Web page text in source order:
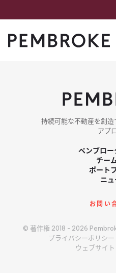
to
content
持続可能な​​不動産を​​創
アプ
ペンブロー
チー
ポート
ニュ
お問い​
© 著作権 2018 - 2026
プライバシーポリシー
ウェブサイ